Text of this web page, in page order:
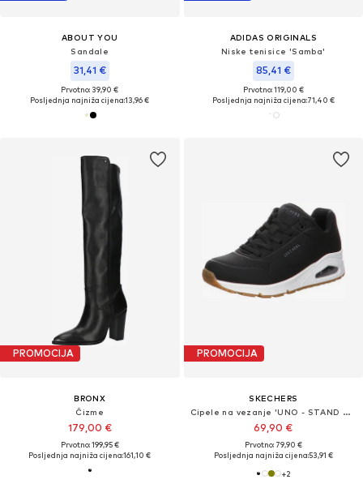
ABOUT YOU
Sandale
31,41 €
Prvotno: 39,90 €
Posljednja najniža cijena:13,96 €
ADIDAS ORIGINALS
Niske tenisice 'Samba'
85,41 €
Prvotno: 119,00 €
Posljednja najniža cijena:71,40 €
PROMOCIJA
BRONX
Čizme
179,00 €
Prvotno: 199,95 €
Posljednja najniža cijena:161,10 €
PROMOCIJA
SKECHERS
Cipele na vezanje 'UNO - STAND ON AIR'
69,90 €
Prvotno: 79,90 €
Posljednja najniža cijena:53,91 €
+2